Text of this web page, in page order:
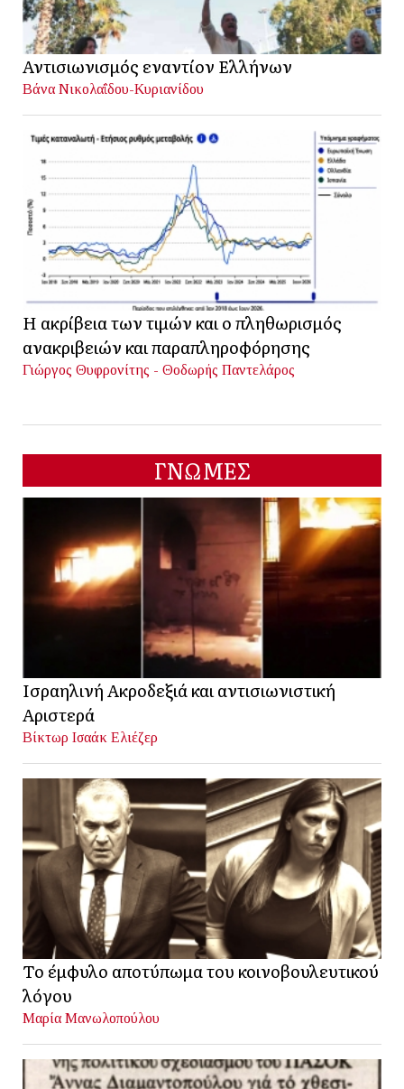
Αντισιωνισμός εναντίον Ελλήνων
Βάνα Νικολαΐδου-Κυριανίδου
Η ακρίβεια των τιμών και ο πληθωρισμός
ανακριβειών και παραπληροφόρησης
Γιώργος Θυφρονίτης - Θοδωρής Παντελάρος
ΓΝΩΜΕΣ
Ισραηλινή Ακροδεξιά και αντισιωνιστική
Αριστερά
Βίκτωρ Ισαάκ Ελιέζερ
Το έμφυλο αποτύπωμα του κοινοβουλευτικού
λόγου
Μαρία Μανωλοπούλου